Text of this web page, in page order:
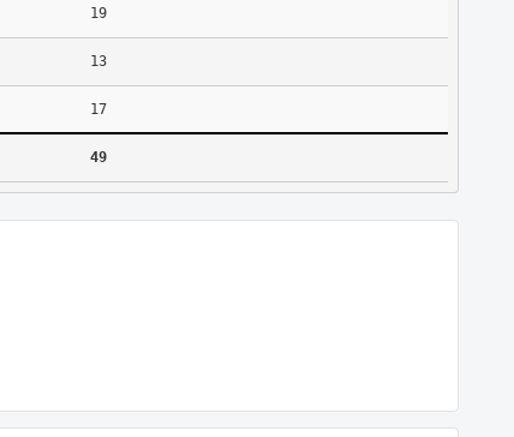
19
13
17
49